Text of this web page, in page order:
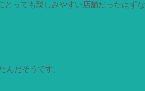
っても親しみやすい店舗だったはず
んだそうです。